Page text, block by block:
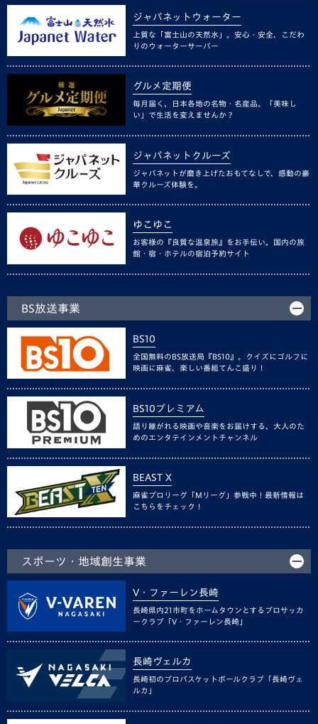
ジャパネットウォーター
上質な「富士山の天然水」。安心・安全、こだわ
りのウォーターサーバー
グルメ定期便
毎月届く、日本各地の名物・名産品。「美味し
い」で生活を変えませんか？
ジャパネットクルーズ
ジャパネットが磨き上げたおもてなしで、感動の豪
華クルーズ体験を。
ゆこゆこ
お客様の『良質な温泉旅』をお手伝い。国内の旅
館・宿・ホテルの宿泊予約サイト
BS放送事業
BS10
全国無料のBS放送局『BS10』。クイズにゴルフに
映画に麻雀、楽しい番組てんこ盛り！
BS10プレミアム
語り継がれる映画や音楽をお届けする、大人のた
めのエンタテインメントチャンネル
BEAST X
麻雀プロリーグ「Mリーグ」参戦中！最新情報は
こちらをチェック！
スポーツ・地域創生事業
V・ファーレン長崎
長崎県内21市町をホームタウンとするプロサッカ
ークラブ「V・ファーレン長崎」
長崎ヴェルカ
長崎初のプロバスケットボールクラブ「長崎ヴェ
ルカ」